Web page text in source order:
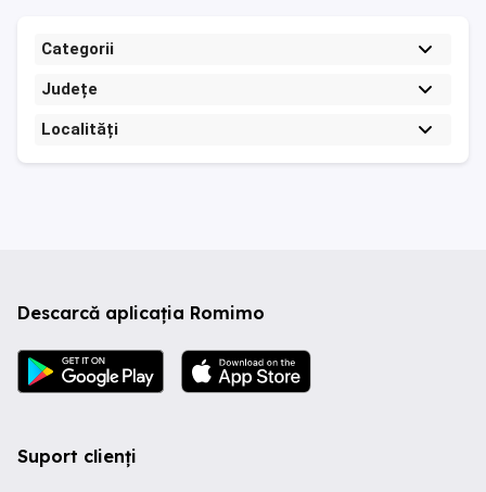
Categorii
Județe
Localități
Descarcă aplicația Romimo
Suport clienți